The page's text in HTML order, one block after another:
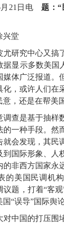
21日电题：
堂
研究中心又搞
显示多数美国
媒体广泛报道。
化，或许人们在
，还是在帮美
查是基于抽样
的一种手段。然
就会发现，其民
到国际形象、人
的非西方国家永
的美国民调机
题，打着“客
“误导”国际舆
中国的打压围